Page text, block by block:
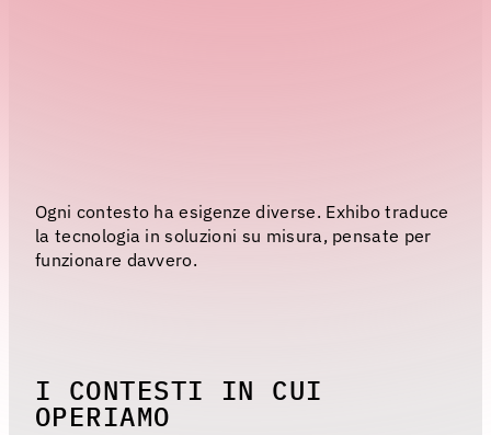
Ogni contesto ha esigenze diverse. Exhibo traduce
la tecnologia in soluzioni su misura, pensate per
funzionare davvero.
I CONTESTI IN CUI
OPERIAMO